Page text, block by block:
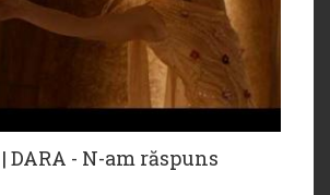
DARA - N-am răspuns